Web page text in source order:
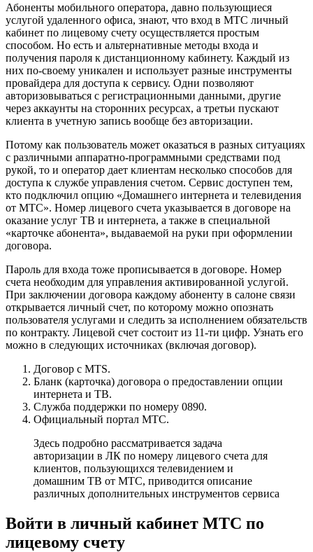
Абоненты мобильного оператора, давно пользующиеся
услугой удаленного офиса, знают, что вход в МТС личный
кабинет по лицевому счету осуществляется простым
способом. Но есть и альтернативные методы входа и
получения пароля к дистанционному кабинету. Каждый из
них по-своему уникален и использует разные инструменты
провайдера для доступа к сервису. Одни позволяют
авторизовываться с регистрационными данными, другие
через аккаунты на сторонних ресурсах, а третьи пускают
клиента в учетную запись вообще без авторизации.
Потому как пользователь может оказаться в разных ситуациях
с различными аппаратно-программными средствами под
рукой, то и оператор дает клиентам несколько способов для
доступа к службе управления счетом. Сервис доступен тем,
кто подключил опцию «Домашнего интернета и телевидения
от МТС». Номер лицевого счета указывается в договоре на
оказание услуг ТВ и интернета, а также в специальной
«карточке абонента», выдаваемой на руки при оформлении
договора.
Пароль для входа тоже прописывается в договоре. Номер
счета необходим для управления активированной услугой.
При заключении договора каждому абоненту в салоне связи
открывается личный счет, по которому можно опознать
пользователя услугами и следить за исполнением обязательств
по контракту. Лицевой счет состоит из 11-ти цифр. Узнать его
можно в следующих источниках (включая договор).
Договор с MTS.
Бланк (карточка) договора о предоставлении опции
интернета и ТВ.
Служба поддержки по номеру 0890.
Официальный портал МТС.
Здесь подробно рассматривается задача
авторизации в ЛК по номеру лицевого счета для
клиентов, пользующихся телевидением и
домашним ТВ от МТС, приводится описание
различных дополнительных инструментов сервиса
Войти в личный кабинет МТС по
лицевому счету